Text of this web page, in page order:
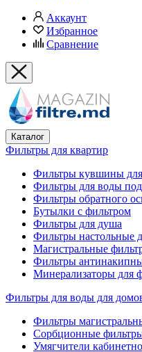
Аккаунт
Избранное
Сравнение
Каталог
Фильтры для квартир
Фильтры кувшины
Фильтры для воды
Фильтры обратного
Бутылки с фильтром
Фильтры для душа
Фильтры настольные
Магистральные
Фильтры
Минерализаторы для
Фильтры для воды для
Фильтры
Сорбционные
Умягчители